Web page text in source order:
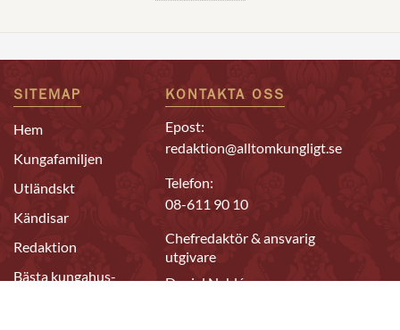
SITEMAP
Hem
Kungafamiljen
Utländskt
Kändisar
Redaktion
Bästa kungahus-
KONTAKTA OSS
Epost:
redaktion@alltomkungligt.se
Telefon:
08-611 90 10
Chefredaktör & ansvarig
utgivare
Daniel Nyhlén